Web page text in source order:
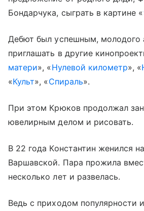
Бондарчука, сыграть в картине «
Дебют был успешным, молодого
приглашать в другие
матери», «Нулевой километр», «
«Культ», «Спираль».
При этом Крюков продолжал
ювелирным делом и рисовать.
В 22 года Константин женился
Варшавской. Пара прожила
несколько лет и развелась.
Ведь с приходом популярности